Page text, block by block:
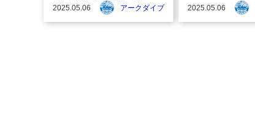
2025.05.06
アークダイブ 2025.05.06